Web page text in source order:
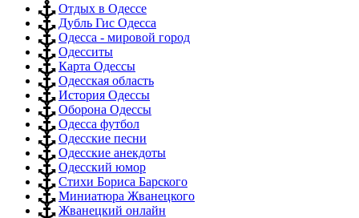
Отдых в Одессе
Дубль Гис Одесса
Одесса - мировой город
Одесситы
Карта Одессы
Одесская область
История Одессы
Оборона Одессы
Одесса футбол
Одесские песни
Одесские анекдоты
Одесский юмор
Стихи Бориса Барского
Миниатюра Жванецкого
Жванецкий онлайн